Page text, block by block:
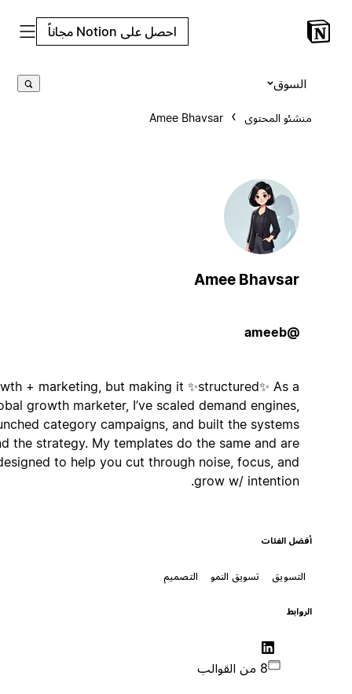
احصل على Notion مجاناً
منشئو المحتوى Amee Bhavsar
Amee Bhavsar
Growth + marketing, but making it ✨structured✨ As a
global growth marketer, I’ve scaled demand engines,
launched category campaigns, and built the systems
behind the strategy. My templates do the same and are
designed to help you cut through noise, focus, and
grow w/ intention.
أفضل الفئات
تسويق النمو التصميم